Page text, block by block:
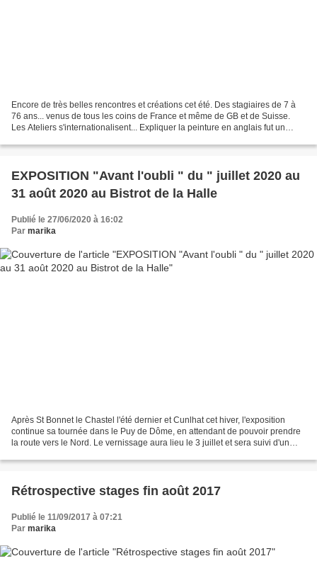
Encore de très belles rencontres et créations cet été. Des stagiaires de 7 à
76 ans... venus de tous les coins de France et même de GB et de Suisse.
Les Ateliers s'internationalisent... Expliquer la peinture en anglais fut un
EXPOSITION "Avant l'oubli " du " juillet 2020 au
31 août 2020 au Bistrot de la Halle
Publié le 27/06/2020 à 16:02
Par marika
Après St Bonnet le Chastel l'été dernier et Cunlhat cet hiver, l'exposition
continue sa tournée dans le Puy de Dôme, en attendant de pouvoir prendre
la route vers le Nord. Le vernissage aura lieu le 3 juillet et sera suivi d'un
Rétrospective stages fin août 2017
Publié le 11/09/2017 à 07:21
Par marika